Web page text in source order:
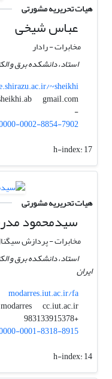
هیات تحریریه مشورتی
عباس شیخی
مخابرات - رادار
استاد، دانشکده برق و
~sheikhi
sheikhi.ab
gmail.com
-
0002-8854-7902
h-index:17
هیات تحریریه مشورتی
سیدمحمود
مخابرات - پردازش
استاد، دانشکده برق و
ایران
modarres.iut.ac.ir/fa
modarres
cc.iut.ac.ir
+983133915378
0001-8318-8915
h-index:14